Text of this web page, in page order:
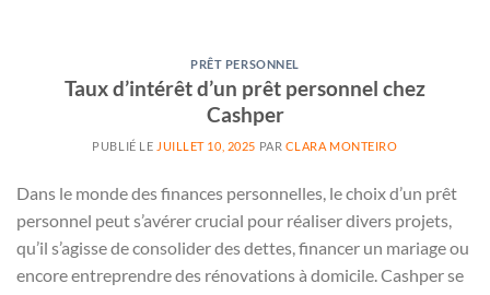
PRÊT PERSONNEL
Taux d’intérêt d’un prêt personnel chez
Cashper
PUBLIÉ LE JUILLET 10, 2025 PAR CLARA MONTEIRO
Dans le monde des finances personnelles, le choix d’un prêt
personnel peut s’avérer crucial pour réaliser divers projets,
qu’il s’agisse de consolider des dettes, financer un mariage ou
encore entreprendre des rénovations à domicile. Cashper se